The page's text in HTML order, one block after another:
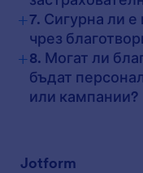
+7. Сигурна ли
чрез
+8. Могат ли
бъдат
или кампании?
Jotform